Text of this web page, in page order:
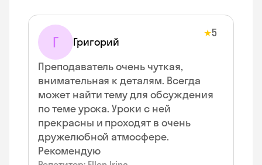
Г Григорий
★5
Преподаватель очень чуткая,
внимательная к деталям. Всегда
может найти тему для обсуждения
по теме урока. Уроки с ней
прекрасны и проходят в очень
дружелюбной атмосфере.
Рекомендую